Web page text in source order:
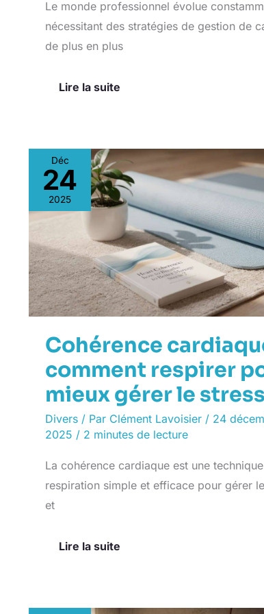
Le monde professionnel évolue
nécessitant des stratégies de gestion de
de plus en plus
Lire la suite
Déc
24
2025
Cohérence
comment respirer
mieux gérer le
Divers / Par Clément Lavoisier / 24
2025 / 2 minutes de lecture
La cohérence cardiaque est une
respiration simple et efficace pour gérer
et
Cohérence
cardiaque
:
comment
respirer
pour
mieux
gérer
le
stress
Lire la suite